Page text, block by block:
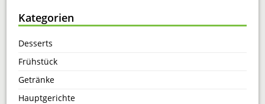
Kategorien
Desserts
Frühstück
Getränke
Hauptgerichte